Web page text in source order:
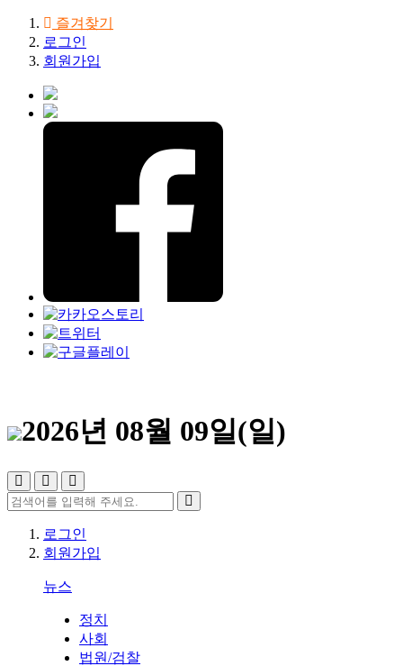
즐겨찾기
로그인
회원가입
2026년 08월 09일(일)
로그인
회원가입
뉴스
정치
사회
법원/검찰